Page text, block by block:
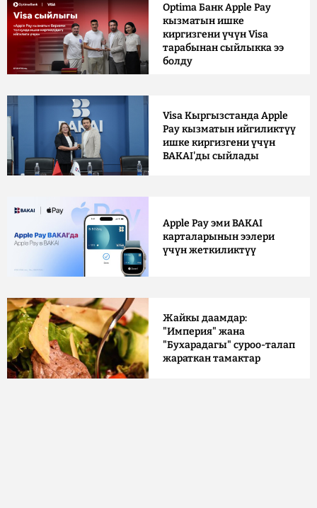
Optima Банк Apple Pay
кызматын ишке
киргизгени үчүн Visa
тарабынан сыйлыкка ээ
болду
Visa Кыргызстанда Apple
Pay кызматын ийгиликтүү
ишке киргизгени үчүн
BAKAI'ды сыйлады
Apple Pay эми BAKAI
карталарынын ээлери
үчүн жеткиликтүү
Жайкы даамдар:
"Империя" жана
"Бухарадагы" суроо-талап
жараткан тамактар